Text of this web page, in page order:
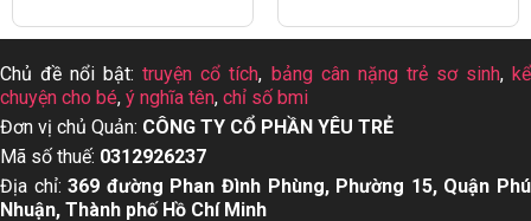
Top 12 thuốc tẩy quần
áo trắng sạch tốt nhất
hiện nay
dầu tốt nhất hiện nay